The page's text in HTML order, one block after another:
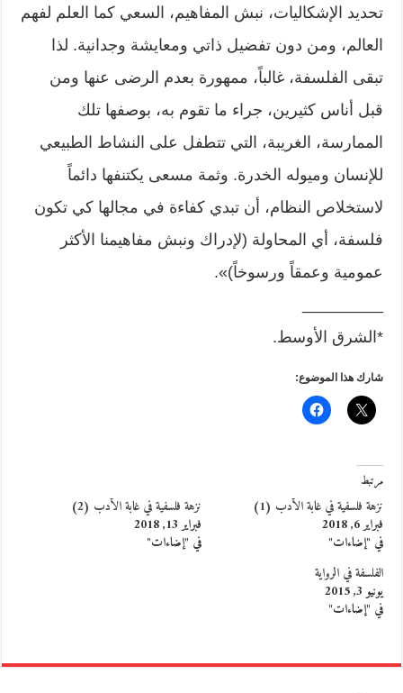
تحديد الإشكاليات، نبش المفاهيم، السعي كما العلم لفهم
العالم، ومن دون تفضيل ذاتي ومعايشة وجدانية. لذا
تبقى الفلسفة، غالباً، ممهورة بعدم الرضى عنها ومن
قبل أناس كثيرين، جراء ما تقوم به، بوصفها تلك
الممارسة، الغريبة، التي تتطفل على النشاط الطبيعي
للإنسان وميوله الخدرة. وثمة مسعى يكتنفها دائماً
لاستخلاص النظام، أن تبدي كفاءة في مجالها كي تكون
فلسفة، أي المحاولة (لإدراك ونبش مفاهيمنا الأكثر
عمومية وعمقاً ورسوخاً)».
*الشرق الأوسط.
شارك هذا الموضوع:
مرتبط
نزهة فلسفية في غابة الأدب (1)
فبراير 6, 2018
في "إضاءات"
نزهة فلسفية في غابة الأدب (2)
فبراير 13, 2018
في "إضاءات"
الفلسفة في الرواية
يونيو 3, 2015
في "إضاءات"